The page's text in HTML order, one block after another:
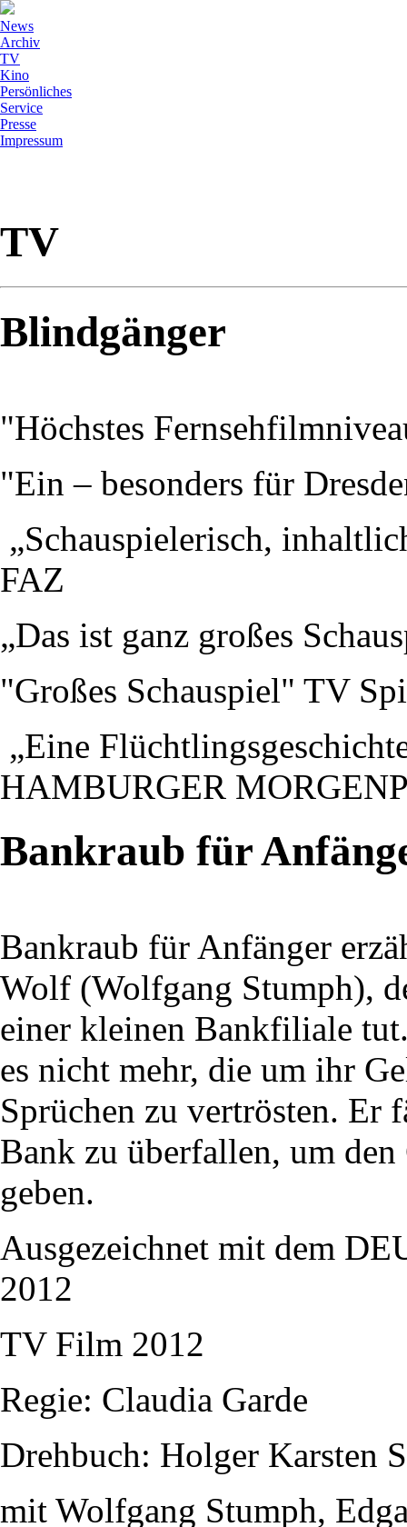
News
Archiv
TV
Kino
Persönliches
Service
Presse
Impressum
TV
Blindgänger
"Höchstes
"Ein – besonders für
„Schauspielerisch,
FAZ
„Das ist ganz großes
"Großes Schauspiel" TV
„Eine
HAMBURGER
Bankraub für
Bankraub für Anfänger
Wolf (Wolfgang Stumph),
einer kleinen Bankfiliale
es nicht mehr, die um ihr
Sprüchen zu vertrösten. Er
Bank zu überfallen, um
geben.
Ausgezeichnet mit dem
2012
TV Film 2012
Regie: Claudia Garde
Drehbuch: Holger Karsten
mit Wolfgang Stumph,